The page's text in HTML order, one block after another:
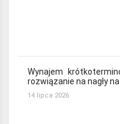
Wynajem
rozwiązanie na nagły
14 lipca 2026